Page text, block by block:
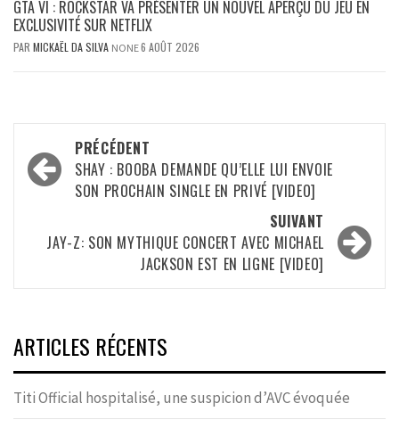
GTA VI : ROCKSTAR VA PRÉSENTER UN NOUVEL APERÇU DU JEU EN
EXCLUSIVITÉ SUR NETFLIX
PAR MICKAËL DA SILVA NONE6 AOÛT 2026
Navigation
d’article
PRÉCÉDENT
SHAY : BOOBA DEMANDE QU’ELLE LUI ENVOIE
SON PROCHAIN SINGLE EN PRIVÉ [VIDEO]
SUIVANT
JAY-Z: SON MYTHIQUE CONCERT AVEC MICHAEL
JACKSON EST EN LIGNE [VIDEO]
ARTICLES RÉCENTS
Titi Official hospitalisé, une suspicion d’AVC évoquée